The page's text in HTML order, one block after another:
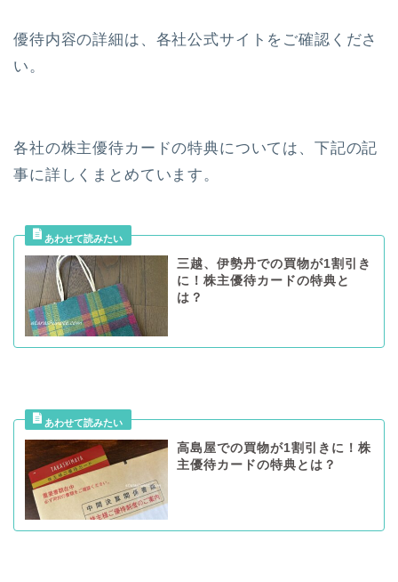
優待内容の詳細は、各社公式サイトをご確認くださ
い。
各社の株主優待カードの特典については、下記の記
事に詳しくまとめています。
三越、伊勢丹での買物が1割引き
に！株主優待カードの特典と
は？
高島屋での買物が1割引きに！株
主優待カードの特典とは？